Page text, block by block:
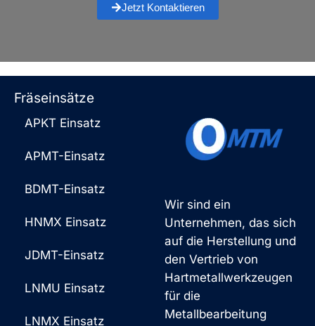
Jetzt Kontaktieren
Wir sind ein
Unternehmen, das sich
auf die Herstellung und
den Vertrieb von
Hartmetallwerkzeugen
für die
Metallbearbeitung
Fräseinsätze
APKT Einsatz
APMT-Einsatz
BDMT-Einsatz
HNMX Einsatz
JDMT-Einsatz
LNMU Einsatz
LNMX Einsatz